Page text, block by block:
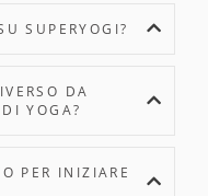
SUPERYOGI?
DA
YOGA?
PER INIZIARE